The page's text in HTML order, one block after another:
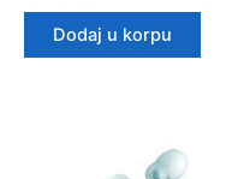
Dodaj u korpu